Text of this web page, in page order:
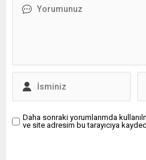
kararın milletimizin
Daha sonraki yorumlarımda
ve site adresim bu tarayıcıya